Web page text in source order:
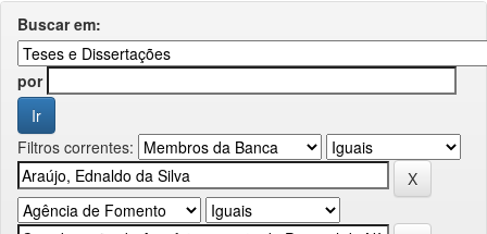
Buscar em:
por
Filtros correntes: